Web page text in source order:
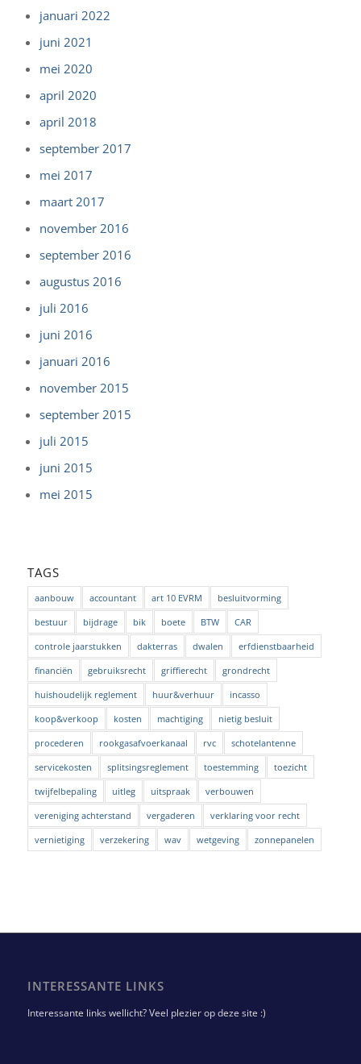
januari 2022
juni 2021
mei 2020
april 2020
april 2018
september 2017
mei 2017
maart 2017
november 2016
september 2016
augustus 2016
juli 2016
juni 2016
januari 2016
november 2015
september 2015
juli 2015
juni 2015
mei 2015
TAGS
aanbouw accountant art 10 EVRM
besluitvorming
bestuur
bijdrage bik boete BTW
CAR
controle jaarstukken
dakterras dwalen
erfdienstbaarheid
financiën
gebruiksrecht griffierecht
grondrecht
huishoudelijk reglement
huur&verhuur
incasso
koop&verkoop
kosten machtiging
nietig besluit
procederen
rookgasafvoerkanaal rvc
schotelantenne
servicekosten
splitsingsreglement toestemming
toezicht
twijfelbepaling
uitleg uitspraak
verbouwen
vereniging achterstand
vergaderen
verklaring voor recht
vernietiging
verzekering wav wetgeving zonnepanelen
INTERESSANTE LINKS
Interessante links wellicht? Veel plezier op deze site :)